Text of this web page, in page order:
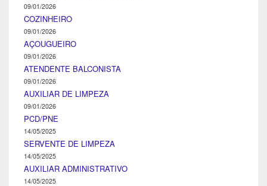
09/01/2026
COZINHEIRO
09/01/2026
AÇOUGUEIRO
09/01/2026
ATENDENTE BALCONISTA
09/01/2026
AUXILIAR DE LIMPEZA
09/01/2026
PCD/PNE
14/05/2025
SERVENTE DE LIMPEZA
14/05/2025
AUXILIAR ADMINISTRATIVO
14/05/2025